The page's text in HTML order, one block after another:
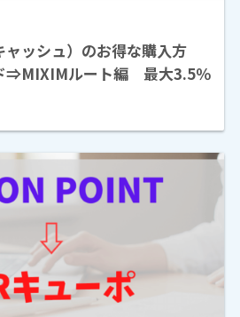
ッシュ）のお得な購入方
⇒MIXIMルート編 最大3.5％